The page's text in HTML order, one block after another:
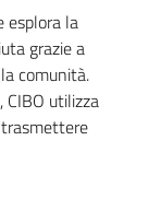
esplora la
grazie a
comunità.
utilizza